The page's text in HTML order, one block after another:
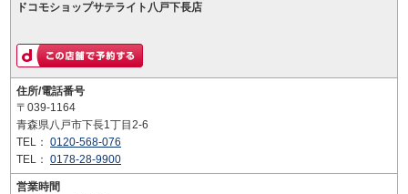
ドコモショップサテライト八戸下長店
住所/電話番号
〒039-1164
青森県八戸市下長1丁目2-6
TEL： 0120-568-076
TEL： 0178-28-9900
営業時間